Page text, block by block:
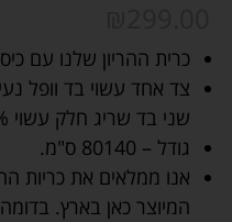
כרית ההריון שלנו עם
צד אחד עשוי בד וופל
שני בד שריג חלק עשוי 100% כותנה סרוקה.
גודל – 80140 ס"מ.
אנו ממלאים את כריות
המיוצר כאן בארץ.